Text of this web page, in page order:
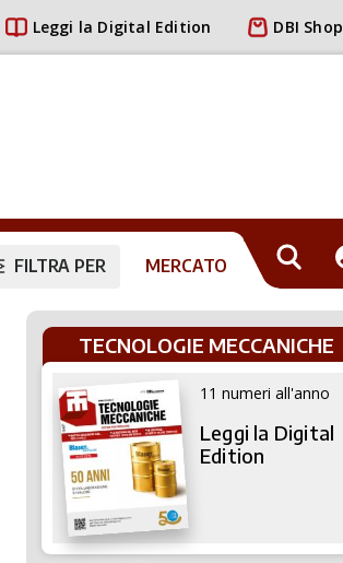
Leggi la Digital Edition DBI Shop
FILTRA PER MERCATO
TECNOLOGIE MECCANICHE
11 numeri all'anno
Leggi la Digital
Edition